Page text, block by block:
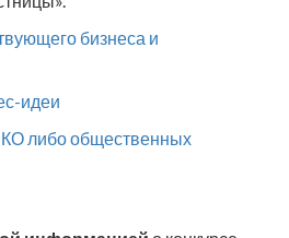
бизнеса и
идеи
либо общественных